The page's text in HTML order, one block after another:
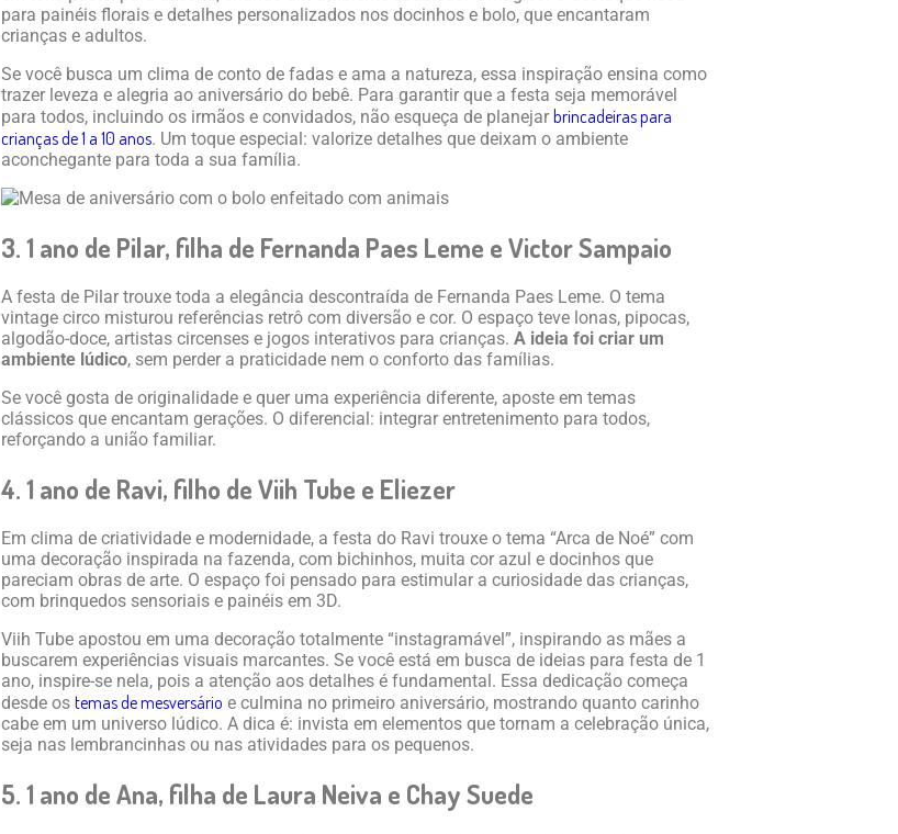
para painéis florais e detalhes personalizados nos docinhos e bolo, que encantaram
crianças e adultos.
Se você busca um clima de conto de fadas e ama a natureza, essa inspiração ensina como
trazer leveza e alegria ao aniversário do bebê. Para garantir que a festa seja memorável
para todos, incluindo os irmãos e convidados, não esqueça de planejar brincadeiras para
crianças de 1 a 10 anos. Um toque especial: valorize detalhes que deixam o ambiente
aconchegante para toda a sua família.
3. 1 ano de Pilar, filha de Fernanda Paes Leme e Victor Sampaio
A festa de Pilar trouxe toda a elegância descontraída de Fernanda Paes Leme. O tema
vintage circo misturou referências retrô com diversão e cor. O espaço teve lonas, pipocas,
algodão-doce, artistas circenses e jogos interativos para crianças. A ideia foi criar um
ambiente lúdico, sem perder a praticidade nem o conforto das famílias.
Se você gosta de originalidade e quer uma experiência diferente, aposte em temas
clássicos que encantam gerações. O diferencial: integrar entretenimento para todos,
reforçando a união familiar.
4. 1 ano de Ravi, filho de Viih Tube e Eliezer
Em clima de criatividade e modernidade, a festa do Ravi trouxe o tema “Arca de Noé” com
uma decoração inspirada na fazenda, com bichinhos, muita cor azul e docinhos que
pareciam obras de arte. O espaço foi pensado para estimular a curiosidade das crianças,
com brinquedos sensoriais e painéis em 3D.
Viih Tube apostou em uma decoração totalmente “instagramável”, inspirando as mães a
buscarem experiências visuais marcantes. Se você está em busca de ideias para festa de 1
ano, inspire-se nela, pois a atenção aos detalhes é fundamental. Essa dedicação começa
desde os temas de mesversário e culmina no primeiro aniversário, mostrando quanto carinho
cabe em um universo lúdico. A dica é: invista em elementos que tornam a celebração única,
seja nas lembrancinhas ou nas atividades para os pequenos.
5. 1 ano de Ana, filha de Laura Neiva e Chay Suede